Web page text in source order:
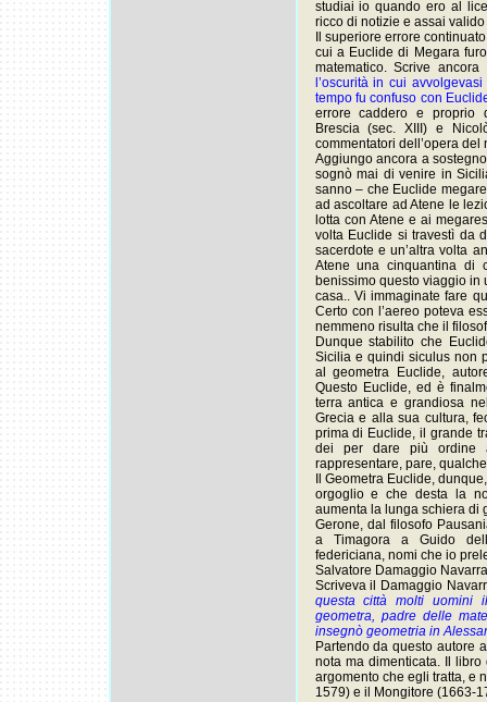
studiai io quando ero al
ricco di notizie e assai
Il superiore errore
cui a Euclide di Megara
matematico. Scrive
l’oscurità in cui
tempo fu confuso con
errore caddero e proprio
Brescia (sec. XIII) e
commentatori dell’opera del
Aggiungo ancora a
sognò mai di venire in
sanno – che Euclide
ad ascoltare ad Atene le
lotta con Atene e ai
volta Euclide si travestì da
sacerdote e un’altra volta
Atene una cinquantina di
benissimo questo viaggio in
casa.. Vi immaginate fare
Certo con l’aereo poteva
nemmeno risulta che il
Dunque stabilito che
Sicilia e quindi siculus non
al geometra Euclide,
Questo Euclide, ed è
terra antica e grandiosa
Grecia e alla sua cultura,
prima di Euclide, il grande
dei per dare più ordine
rappresentare, pare,
Il Geometra Euclide,
orgoglio e che desta la
aumenta la lunga schiera di
Gerone, dal filosofo
a Timagora a Guido
federiciana, nomi che io
Salvatore Damaggio
Scriveva il Damaggio
questa città molti uomini
geometra, padre delle
insegnò geometria in
Partendo da questo autore
nota ma dimenticata. Il
argomento che egli tratta, e
1579) e il Mongitore (1663-